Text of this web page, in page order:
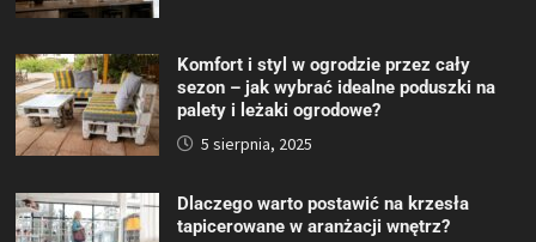
Komfort i styl w ogrodzie przez cały
sezon – jak wybrać idealne poduszki na
palety i leżaki ogrodowe?
5 sierpnia, 2025
Dlaczego warto postawić na krzesła
tapicerowane w aranżacji wnętrz?